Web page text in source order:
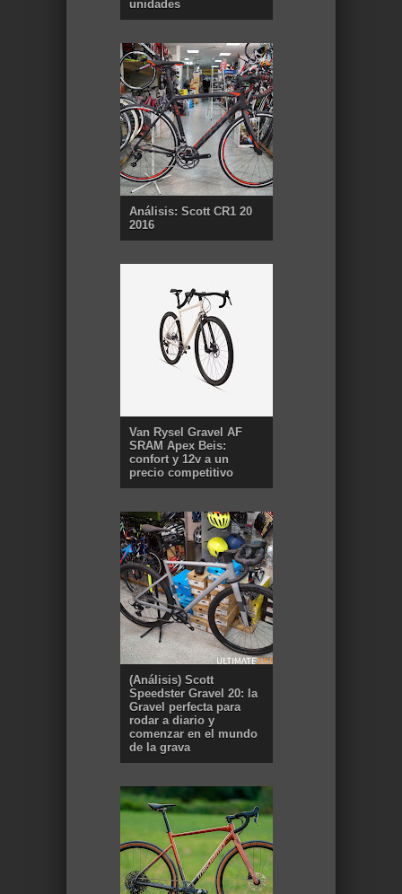
unidades
Análisis: Scott CR1 20
2016
Van Rysel Gravel AF
SRAM Apex Beis:
confort y 12v a un
precio competitivo
(Análisis) Scott
Speedster Gravel 20: la
Gravel perfecta para
rodar a diario y
comenzar en el mundo
de la grava